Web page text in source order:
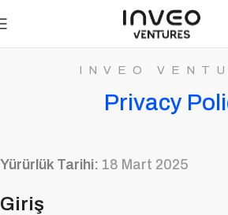
INVEO
Privacy
Yürürlük Tarihi: 18 Mart 2025
Giriş